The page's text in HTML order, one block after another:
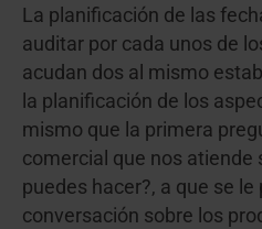
La planificación de las
auditar por cada unos de
acudan dos al mismo
la planificación de los
mismo que la primera
comercial que nos atiende
puedes hacer?, a que se
conversación sobre los